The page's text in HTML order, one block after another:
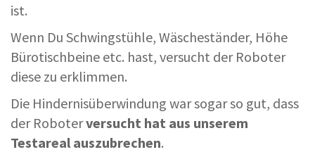
ist.
Wenn Du Schwingstühle, Wäscheständer, Höhe
Bürotischbeine etc. hast, versucht der Roboter
diese zu erklimmen.
Die Hindernisüberwindung war sogar so gut, dass
der Roboterversucht hat aus unserem
Testareal auszubrechen.